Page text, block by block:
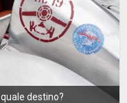
destino?